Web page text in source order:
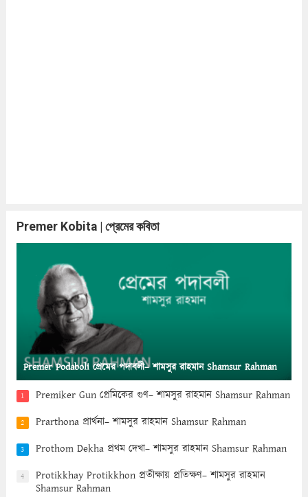
Premer Kobita | প্রেমের কবিতা
Premer Podaboli প্রেমের পদাবলী– শামসুর রাহমান Shamsur Rahman
1 Premiker Gun প্রেমিকের গুণ– শামসুর রাহমান Shamsur Rahman
2 Prarthona প্রার্থনা– শামসুর রাহমান Shamsur Rahman
3 Prothom Dekha প্রথম দেখা– শামসুর রাহমান Shamsur Rahman
4
Protikkhay Protikkhon প্রতীক্ষায় প্রতিক্ষণ– শামসুর রাহমান
Shamsur Rahman